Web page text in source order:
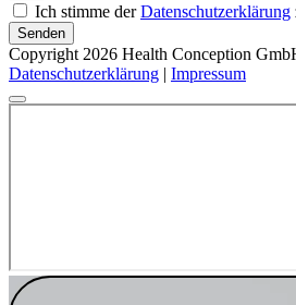
Ich stimme derDatenschutzerklärung
Senden
Copyright 2026 Health Conception
Datenschutzerklärung | Impressum